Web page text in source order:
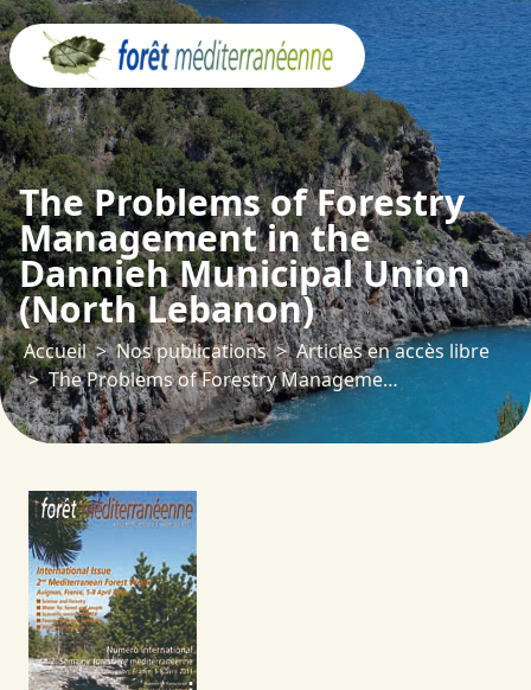
The Problems of Forestry
Management in the
Dannieh Municipal Union
(North Lebanon)
Accueil Nos publications
Articles en accès libre
The Problems of Forestry Management in the Dannieh Municipal Union (North Lebanon)
Panneau de gestion des cookies